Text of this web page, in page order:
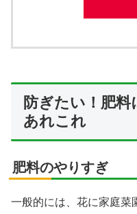
防ぎたい！肥
あれこれ
肥料のやりすぎ
一般的には、花に家庭菜